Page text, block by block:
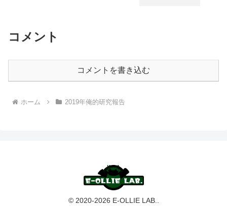
コメント
コメントを書き込む
ホーム 2019年俺的研究報告
© 2020-2026 E-OLLIE LAB..